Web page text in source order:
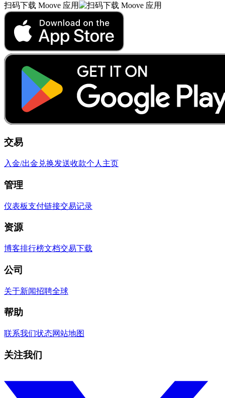
扫码下载 Moove 应用
交易
入金/出金 兑换发送收款个人主页
管理
仪表板支付链接交易记录
资源
博客排行榜文档交易下载
公司
关于新闻招聘全球
帮助
联系我们状态网站地图
关注我们